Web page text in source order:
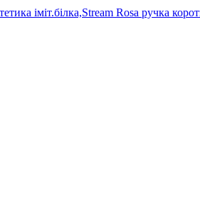
іміт.білка,Stream Rosa ручка